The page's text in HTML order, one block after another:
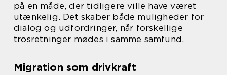
på en måde, der tidligere ville have været
utænkelig. Det skaber både muligheder for
dialog og udfordringer, når forskellige
trosretninger mødes i samme samfund.
Migration som drivkraft